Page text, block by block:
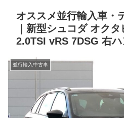
オススメ並行輸入車・
｜新型シュコダ オク
2.0TSI vRS 7DSG 右
並行輸入中古車